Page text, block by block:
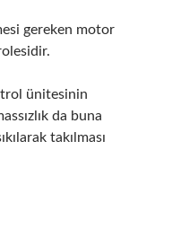
gereken motor
ünitesinin
da buna
takılması